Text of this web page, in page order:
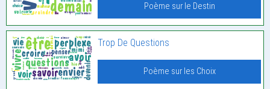
Poème sur le Destin
Trop De Questions
Poème sur les Choix